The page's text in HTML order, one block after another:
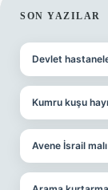
SON YAZILAR
Devlet
Kumru kuşu
Avene İsrail malı